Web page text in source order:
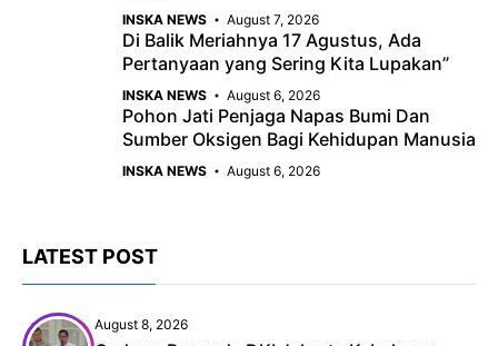
INSKA NEWS August 7, 2026
Di Balik Meriahnya 17 Agustus, Ada
Pertanyaan yang Sering Kita Lupakan”
INSKA NEWS August 6, 2026
Pohon Jati Penjaga Napas Bumi Dan
Sumber Oksigen Bagi Kehidupan Manusia
INSKA NEWS August 6, 2026
LATEST POST
August 8, 2026